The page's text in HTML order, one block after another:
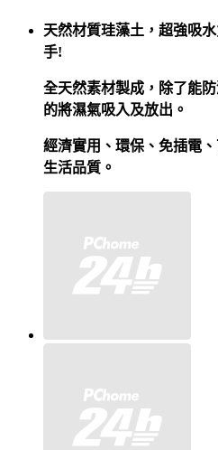
天然材質珪藻土，超強吸
手!
全天然素材製成，除了能
的將濕氣吸入及放出。
經濟實用、環保、免插電
生活品質。